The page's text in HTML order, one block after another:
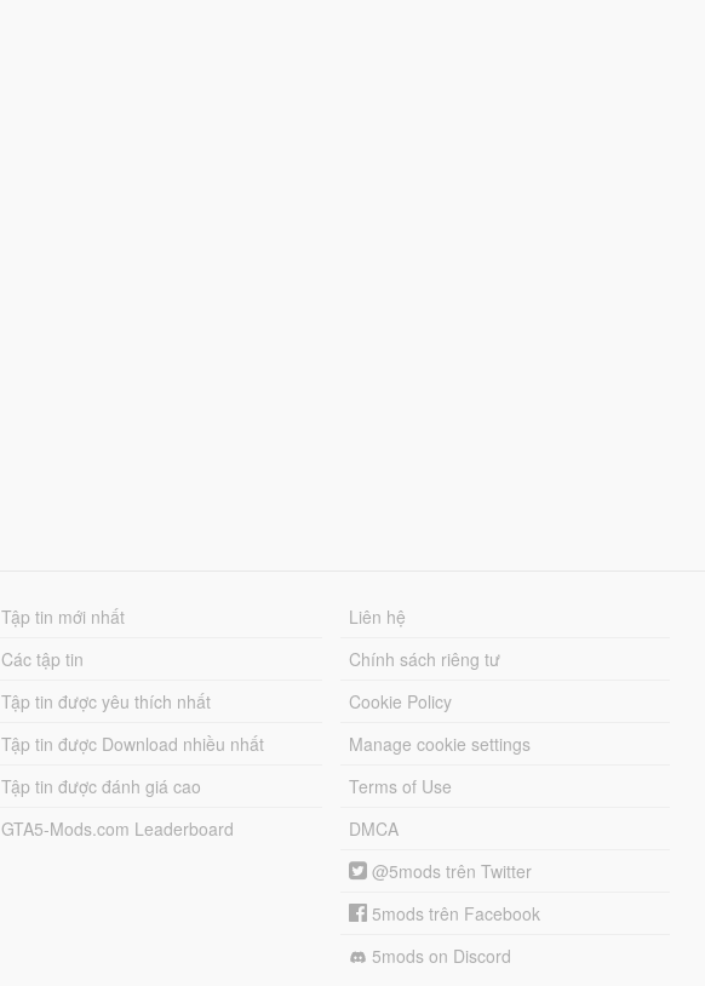
Tập tin mới nhất
Các tập tin
Tập tin được yêu thích nhất
Tập tin được Download nhiều nhất
Tập tin được đánh giá cao
GTA5-Mods.com Leaderboard
Liên hệ
Chính sách riêng tư
Cookie Policy
Manage cookie settings
Terms of Use
DMCA
@5mods trên Twitter
5mods trên Facebook
5mods on Discord